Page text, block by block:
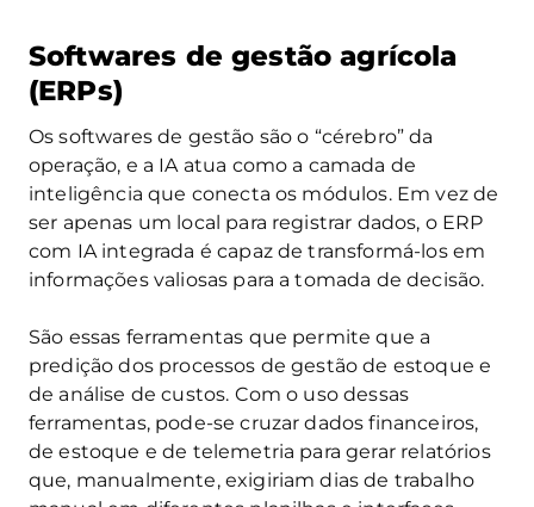
Softwares de gestão agrícola
(ERPs)
Os softwares de gestão são o “cérebro” da
operação, e a IA atua como a camada de
inteligência que conecta os módulos. Em vez de
ser apenas um local para registrar dados, o ERP
com IA integrada é capaz de transformá-los em
informações valiosas para a tomada de decisão.
São essas ferramentas que permite que a
predição dos processos de gestão de estoque e
de análise de custos. Com o uso dessas
ferramentas, pode-se cruzar dados financeiros,
de estoque e de telemetria para gerar relatórios
que, manualmente, exigiriam dias de trabalho